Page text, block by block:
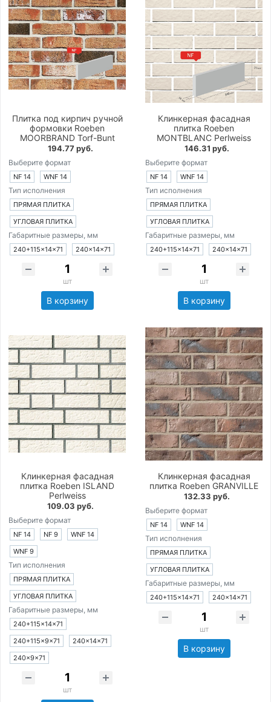
Плитка под кирпич ручной
формовки Roeben
MOORBRAND Torf-Bunt
194.77 руб.
Выберите формат
NF 14 WNF 14
Тип исполнения
ПРЯМАЯ ПЛИТКА
УГЛОВАЯ ПЛИТКА
Габаритные размеры, мм
240+115×14×71 240×14×71
шт
В корзину
Клинкерная фасадная
плитка Roeben
MONTBLANC Perlweiss
146.31 руб.
Выберите формат
NF 14 WNF 14
Тип исполнения
ПРЯМАЯ ПЛИТКА
УГЛОВАЯ ПЛИТКА
Габаритные размеры, мм
240+115×14×71 240×14×71
шт
В корзину
Клинкерная фасадная
плитка Roeben ISLAND
Perlweiss
109.03 руб.
Выберите формат
NF 14 NF 9
WNF 14
WNF 9
Тип исполнения
ПРЯМАЯ ПЛИТКА
УГЛОВАЯ ПЛИТКА
Габаритные размеры, мм
240+115×14×71
240+115×9×71
240×14×71
240×9×71
шт
Клинкерная фасадная
плитка Roeben GRANVILLE
132.33 руб.
Выберите формат
NF 14 WNF 14
Тип исполнения
ПРЯМАЯ ПЛИТКА
УГЛОВАЯ ПЛИТКА
Габаритные размеры, мм
240+115×14×71 240×14×71
шт
В корзину